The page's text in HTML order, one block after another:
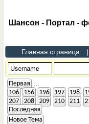
Шансон - Портал -
Главная страница
Первая
106 156 196 197 198
207
208 209 210 211
Последняя
Новое Тема